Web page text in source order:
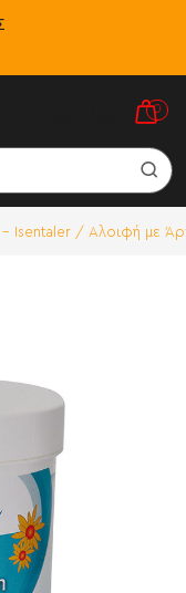
0
- Isentaler / Αλοιφή με